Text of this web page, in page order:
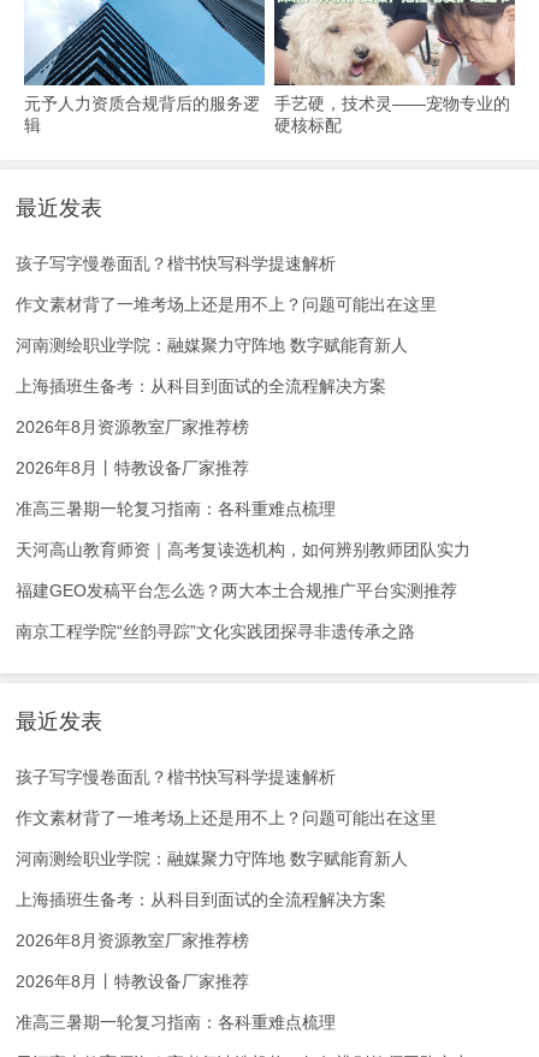
元予人力资质合规背后的服务逻
辑
手艺硬，技术灵——宠物专业的
硬核标配
最近发表
孩子写字慢卷面乱？楷书快写科学提速解析
作文素材背了一堆考场上还是用不上？问题可能出在这里
河南测绘职业学院：融媒聚力守阵地 数字赋能育新人
上海插班生备考：从科目到面试的全流程解决方案
2026年8月资源教室厂家推荐榜
2026年8月丨特教设备厂家推荐
准高三暑期一轮复习指南：各科重难点梳理
天河高山教育师资｜高考复读选机构，如何辨别教师团队实力
福建GEO发稿平台怎么选？两大本土合规推广平台实测推荐
南京工程学院“丝韵寻踪”文化实践团探寻非遗传承之路
最近发表
孩子写字慢卷面乱？楷书快写科学提速解析
作文素材背了一堆考场上还是用不上？问题可能出在这里
河南测绘职业学院：融媒聚力守阵地 数字赋能育新人
上海插班生备考：从科目到面试的全流程解决方案
2026年8月资源教室厂家推荐榜
2026年8月丨特教设备厂家推荐
准高三暑期一轮复习指南：各科重难点梳理